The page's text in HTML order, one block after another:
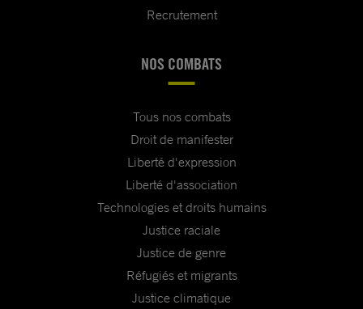
Recrutement
NOS COMBATS
Tous nos combats
Droit de manifester
Liberté d'expression
Liberté d'association
Technologies et droits humains
Justice raciale
Justice de genre
Réfugiés et migrants
Justice climatique